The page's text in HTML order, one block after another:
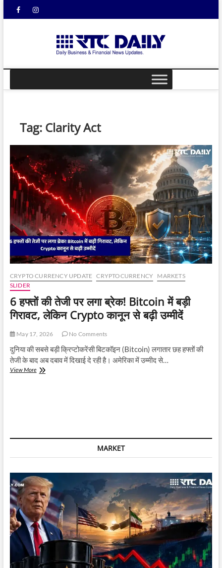
FacebookInstagram
DAILY
Tag: Clarity Act
CRYPTO CURRENCY UPDATE CRYPTOCURRENCY
MARKETS
SLIDER
6 हफ्तों की तेजी पर लगा ब्रेक! Bitcoin में बड़ी
गिरावट, लेकिन Crypto कानून से बढ़ी उम्मीदें
May 17, 2026 No Comments
दुनिया की सबसे बड़ी क्रिप्टोकरेंसी बिटकॉइन (Bitcoin) लगातार छह हफ्तों की
तेजी के बाद अब दबाव में दिखाई दे रही है। अमेरिका में उम्मीद से…
View More6
में
गिरावट,
Crypto
कानून
से
बढ़ी
उम्मीदें
MARKET